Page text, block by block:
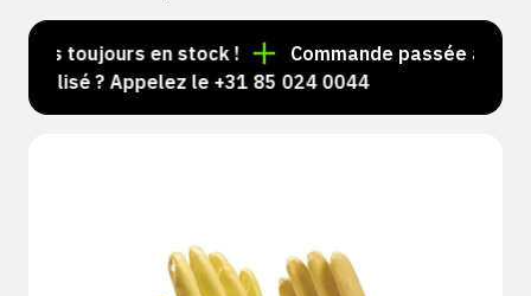
toujours en stock !
Commande passée avant
? Appelez le +31 85 024 0044